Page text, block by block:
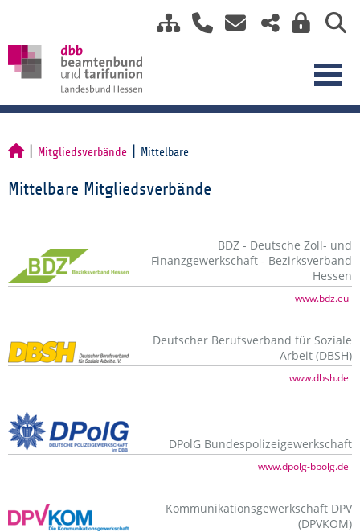
Mitgliedsverbände Mittelbare
Mittelbare Mitgliedsverbände
BDZ - Deutsche Zoll- und
Finanzgewerkschaft - Bezirksverband
Hessen
www.bdz.eu
Deutscher Berufsverband für Soziale
Arbeit (DBSH)
www.dbsh.de
DPolG Bundespolizeigewerkschaft
www.dpolg-bpolg.de
Kommunikationsgewerkschaft DPV
(DPVKOM)